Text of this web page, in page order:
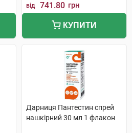
від 741.80 грн
КУПИТИ
Дарниця Пантестин спрей
нашкірний 30 мл 1 флакон